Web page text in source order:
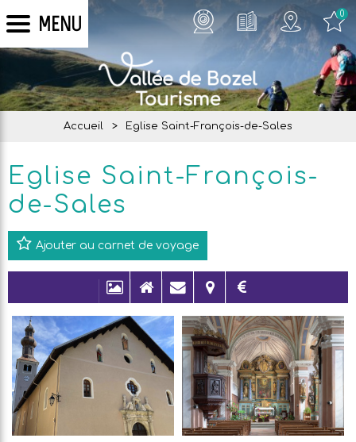
MENU 0
Accueil > Eglise Saint-François-de-Sales
Eglise Saint-François-
de-Sales
Ajouter au carnet de voyage